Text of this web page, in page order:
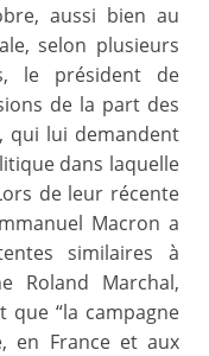
aussi bien au
selon plusieurs
le président de
de la part des
qui lui demandent
dans laquelle
de leur récente
Macron a
similaires à
Roland Marchal,
que “la campagne
en France et aux